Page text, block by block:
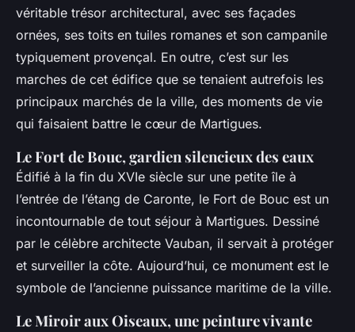
véritable trésor architectural, avec ses façades
ornées, ses toits en tuiles romanes et son campanile
typiquement provençal. En outre, c’est sur les
marches de cet édifice que se tenaient autrefois les
principaux marchés de la ville, des moments de vie
qui faisaient battre le cœur de Martigues.
Le Fort de Bouc, gardien silencieux des eaux
Édifié à la fin du XVIe siècle sur une petite île à
l’entrée de l’étang de Caronte, le Fort de Bouc est un
incontournable de tout séjour à Martigues. Dessiné
par le célèbre architecte Vauban, il servait à protéger
et surveiller la côte. Aujourd’hui, ce monument est le
symbole de l’ancienne puissance maritime de la ville.
Le Miroir aux Oiseaux, une peinture vivante